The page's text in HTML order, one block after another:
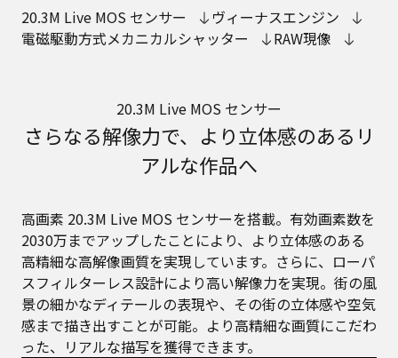
20.3M Live MOS センサー
ヴィーナスエンジン
電磁駆動方式メカニカルシャッター
RAW現像
20.3M Live MOS センサー
さらなる解像力で、より立体感のあるリ
アルな作品へ
高画素 20.3M Live MOS センサーを搭載。有効画素数を
2030万までアップしたことにより、より立体感のある
高精細な高解像画質を実現しています。さらに、ローパ
スフィルターレス設計により高い解像力を実現。街の風
景の細かなディテールの表現や、その街の立体感や空気
感まで描き出すことが可能。より高精細な画質にこだわ
った、リアルな描写を獲得できます。